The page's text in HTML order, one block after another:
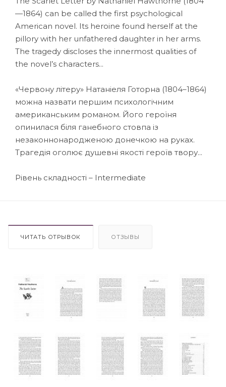
—1864) can be called the first psychological
American novel. Its heroine found herself at the
pillory with her unfathered daughter in her arms.
The tragedy discloses the innermost qualities of
the novel’s characters...
«Червону літеру» Натаніеля Готорна (1804–1864)
можна назвати першим психологічним
американським романом. Його героїня
опинилася біля ганебного стовпа із
незаконнонародженою донечкою на руках.
Трагедія оголює душевні якості героїв твору...
Рівень складності – Intermediate
ЧИТАТЬ ОТРЫВОК ОТЗЫВЫ